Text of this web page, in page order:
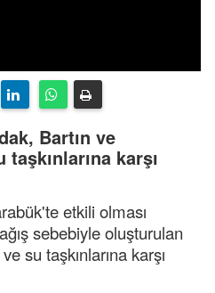
Bartın ve
karşı
etkili olması
sebebiyle oluşturulan
su taşkınlarına karşı